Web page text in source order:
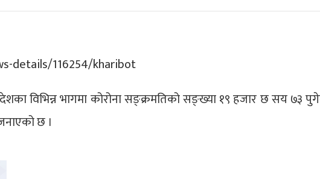
विभिन्न भागमा कोरोना सङ्क्रमतिको सङ्ख्या १९ हजार छ सय ७३
छ ।